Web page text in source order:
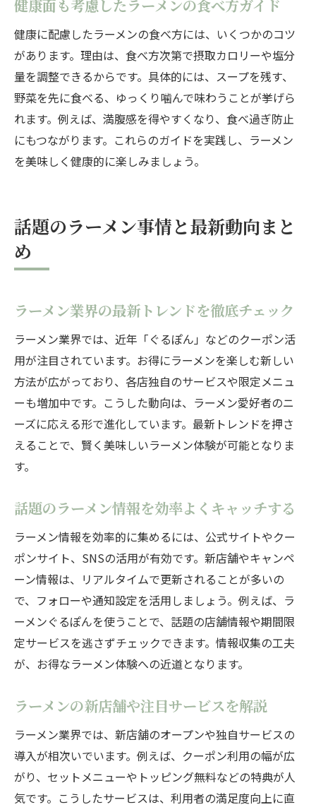
健康面も考慮したラーメンの食べ方ガイド
健康に配慮したラーメンの食べ方には、いくつかのコツ
があります。理由は、食べ方次第で摂取カロリーや塩分
量を調整できるからです。具体的には、スープを残す、
野菜を先に食べる、ゆっくり噛んで味わうことが挙げら
れます。例えば、満腹感を得やすくなり、食べ過ぎ防止
にもつながります。これらのガイドを実践し、ラーメン
を美味しく健康的に楽しみましょう。
話題のラーメン事情と最新動向まと
め
ラーメン業界の最新トレンドを徹底チェック
ラーメン業界では、近年「ぐるぽん」などのクーポン活
用が注目されています。お得にラーメンを楽しむ新しい
方法が広がっており、各店独自のサービスや限定メニュ
ーも増加中です。こうした動向は、ラーメン愛好者のニ
ーズに応える形で進化しています。最新トレンドを押さ
えることで、賢く美味しいラーメン体験が可能となりま
す。
話題のラーメン情報を効率よくキャッチする
ラーメン情報を効率的に集めるには、公式サイトやクー
ポンサイト、SNSの活用が有効です。新店舗やキャンペ
ーン情報は、リアルタイムで更新されることが多いの
で、フォローや通知設定を活用しましょう。例えば、ラ
ーメンぐるぽんを使うことで、話題の店舗情報や期間限
定サービスを逃さずチェックできます。情報収集の工夫
が、お得なラーメン体験への近道となります。
ラーメンの新店舗や注目サービスを解説
ラーメン業界では、新店舗のオープンや独自サービスの
導入が相次いでいます。例えば、クーポン利用の幅が広
がり、セットメニューやトッピング無料などの特典が人
気です。こうしたサービスは、利用者の満足度向上に直